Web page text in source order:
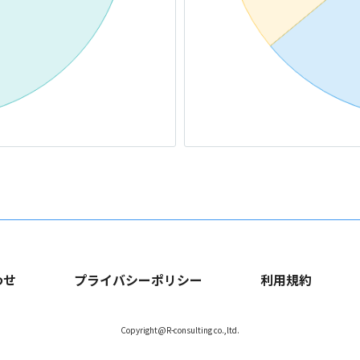
プライバシーポリシー 利用規約
Copyright@R-consulting co.,ltd.